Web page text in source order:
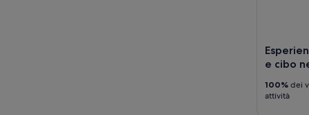
e cibo
100% dei
attività